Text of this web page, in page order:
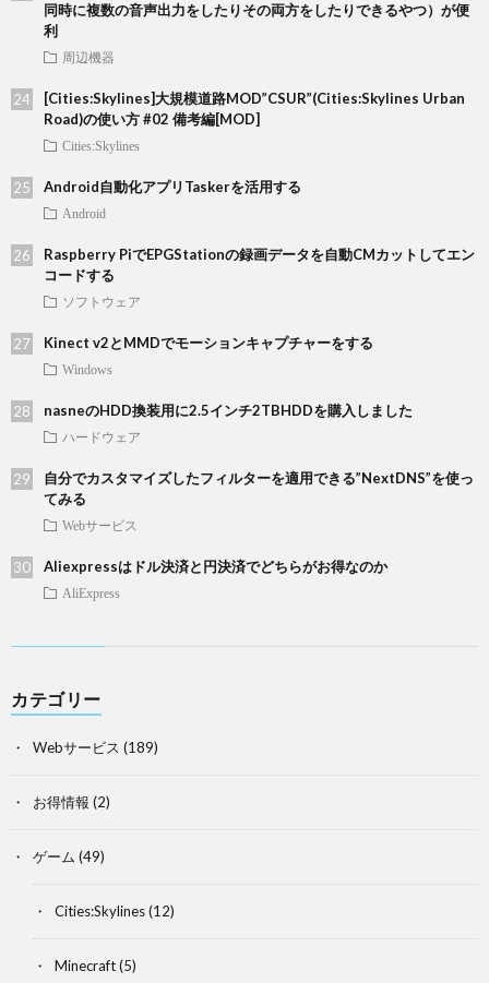
同時に複数の音声出力をしたりその両方をしたりできるやつ）が便
利
周辺機器
[Cities:Skylines]大規模道路MOD”CSUR”(Cities:Skylines Urban
Road)の使い方 #02 備考編[MOD]
Cities:Skylines
Android自動化アプリTaskerを活用する
Android
Raspberry PiでEPGStationの録画データを自動CMカットしてエン
コードする
ソフトウェア
Kinect v2とMMDでモーションキャプチャーをする
Windows
nasneのHDD換装用に2.5インチ2TBHDDを購入しました
ハードウェア
自分でカスタマイズしたフィルターを適用できる”NextDNS”を使っ
てみる
Webサービス
Aliexpressはドル決済と円決済でどちらがお得なのか
AliExpress
カテゴリー
Webサービス (189)
お得情報 (2)
ゲーム (49)
Cities:Skylines(12)
Minecraft(5)